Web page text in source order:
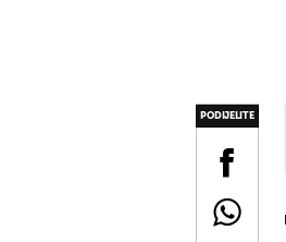
PODIJELITE